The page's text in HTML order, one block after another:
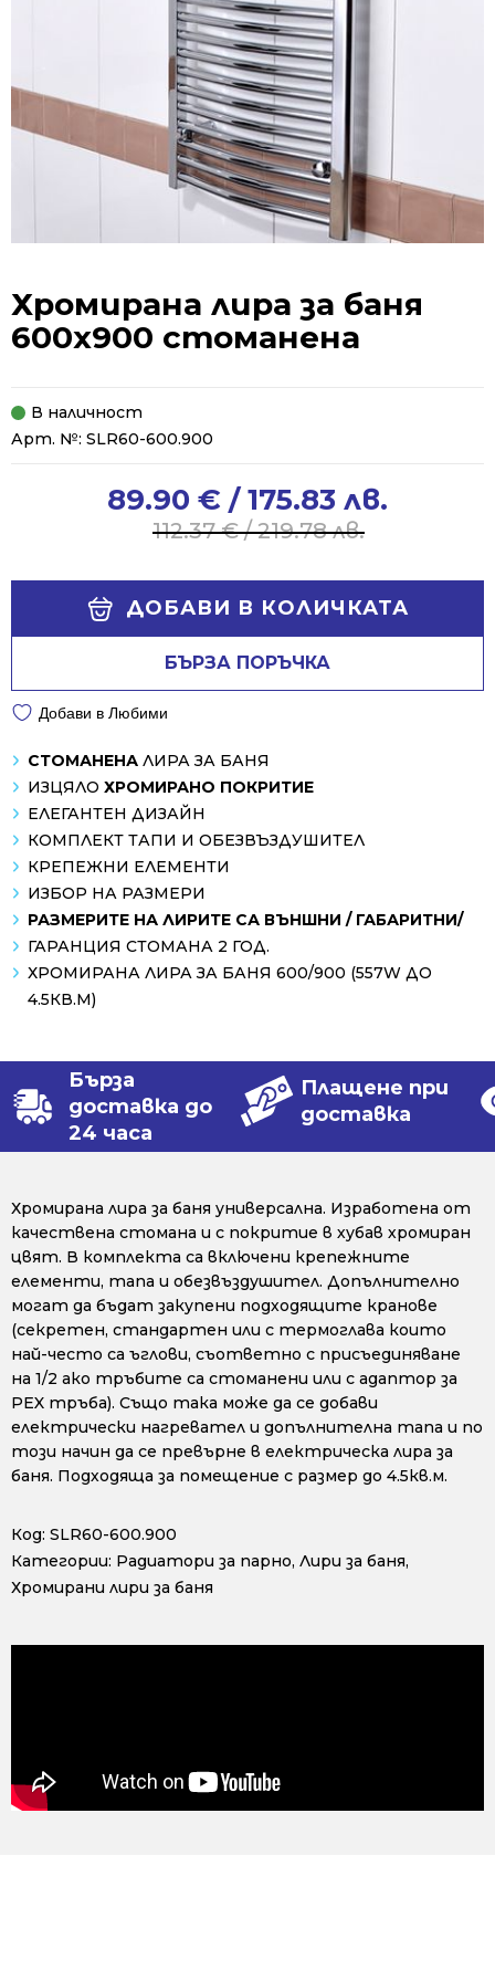
Хромирана лира за баня
600х900 стоманена
В наличност
Арт. №: SLR60-600.900
112.37€/ 219.78 лв.
112.37 €
89.90 € / 175.83 лв.
89.90 €
ДОБАВИ В КОЛИЧКАТА
БЪРЗА ПОРЪЧКА
Добави в Любими
СТОМАНЕНА ЛИРА ЗА БАНЯ
ИЗЦЯЛО ХРОМИРАНО ПОКРИТИЕ
ЕЛЕГАНТЕН ДИЗАЙН
КОМПЛЕКТ ТАПИ И ОБЕЗВЪЗДУШИТЕЛ
КРЕПЕЖНИ ЕЛЕМЕНТИ
ИЗБОР НА РАЗМЕРИ
РАЗМЕРИТЕ НА ЛИРИТЕ СА ВЪНШНИ / ГАБАРИТНИ/
ГАРАНЦИЯ СТОМАНА 2 ГОД.
ХРОМИРАНА ЛИРА ЗА БАНЯ 600/900 (557W ДО
4.5КВ.М)
Бърза
доставка до
24 часа
Плащене при
доставка
Хромирана лира за баня универсална. Изработена от
качествена стомана и с покритие в хубав хромиран
цвят. В комплекта са включени крепежните
елементи, тапа и обезвъздушител. Допълнително
могат да бъдат закупени подходящите кранове
(секретен, стандартен или с термоглава които
най-често са ъглови, съответно с присъединяване
на 1/2 ако тръбите са стоманени или с адаптор за
PEX тръба). Също така може да се добави
електрически нагревател и допълнителна тапа и по
този начин да се превърне в електрическа лира за
баня. Подходяща за помещение с размер до 4.5кв.м.
Код: SLR60-600.900
Категории: Радиатори за парно, Лири за баня,
Хромирани лири за баня